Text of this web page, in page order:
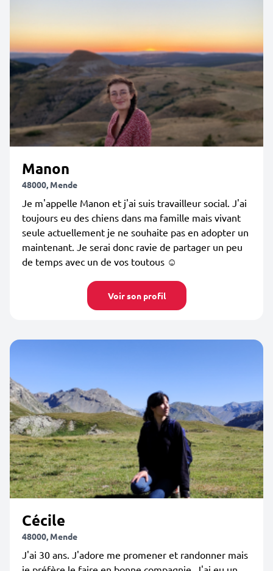
Manon
48000, Mende
Je m'appelle Manon et j'ai suis travailleur social. J'ai
toujours eu des chiens dans ma famille mais vivant
seule actuellement je ne souhaite pas en adopter un
maintenant. Je serai donc ravie de partager un peu
de temps avec un de vos toutous ☺️
Voir son profil
Cécile
48000, Mende
J'ai 30 ans. J'adore me promener et randonner mais